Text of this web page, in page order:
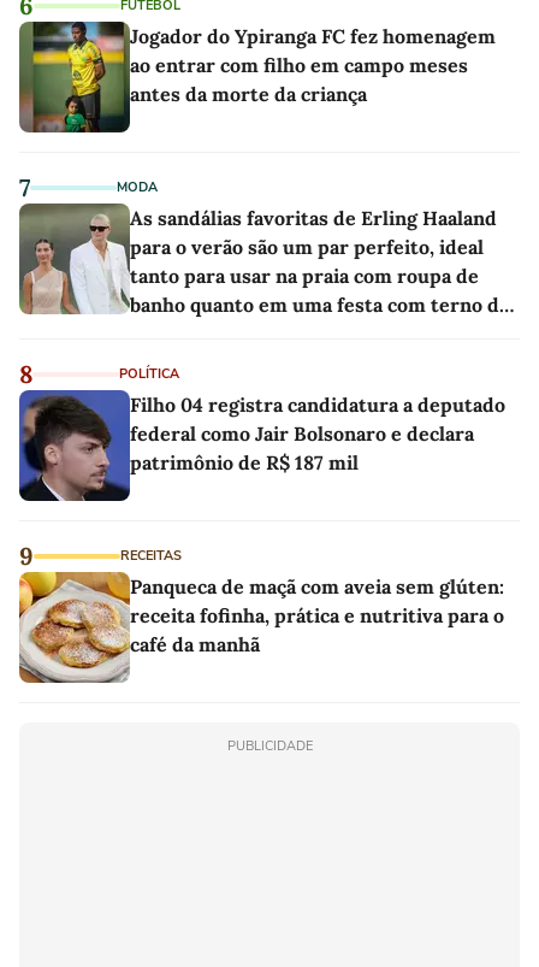
FUTEBOL
Jogador do Ypiranga FC fez homenagem
ao entrar com filho em campo meses
antes da morte da criança
7 MODA
As sandálias favoritas de Erling Haaland
para o verão são um par perfeito, ideal
tanto para usar na praia com roupa de
banho quanto em uma festa com terno de
8 POLÍTICA
Filho 04 registra candidatura a deputado
federal como Jair Bolsonaro e declara
patrimônio de R$ 187 mil
9 RECEITAS
Panqueca de maçã com aveia sem glúten:
receita fofinha, prática e nutritiva para o
café da manhã
PUBLICIDADE